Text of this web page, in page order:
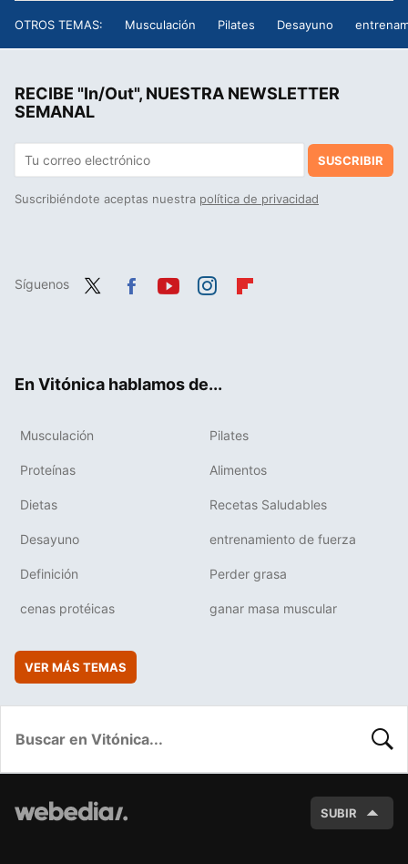
OTROS TEMAS: Musculación Pilates Desayuno
RECIBE "In/Out", NUESTRA NEWSLETTER
SEMANAL
SUSCRIBIR
Suscribiéndote aceptas nuestra política de privacidad
Síguenos
En Vitónica hablamos de...
Musculación Pilates
Proteínas Alimentos
Dietas Recetas Saludables
Desayuno entrenamiento de fuerza
Definición Perder grasa
cenas protéicas ganar masa muscular
VER MÁS TEMAS
SUBIR